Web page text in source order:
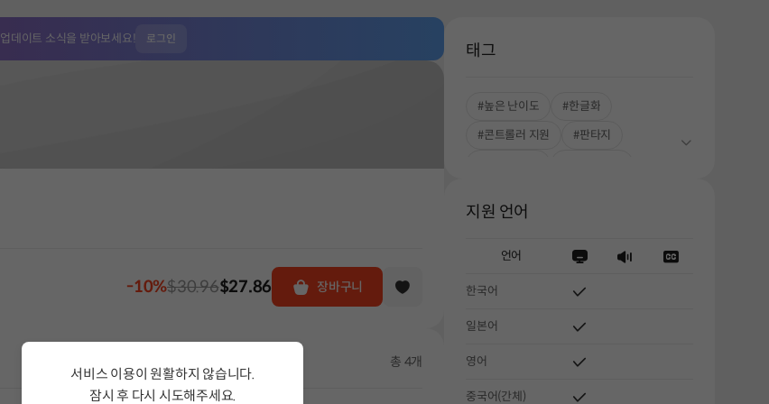
업데이트 소식을 받아보세요! 로그인
-10%$30.96$27.86 장바구니
총 4개
태그
#높은 난이도
#한글화
#콘트롤러 지원
#판타지
#로그라이크
지원 언어
언어
한국어
일본어
영어
중국어(간체)
서비스 이용이 원활하지 않습니다.
잠시 후 다시 시도해주세요.